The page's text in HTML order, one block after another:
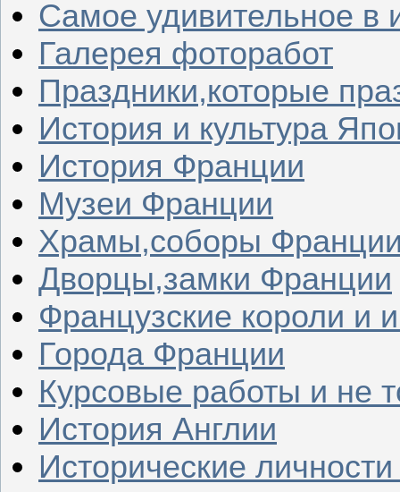
Самое удивительное в
Галерея фоторабот
Праздники,которые
История и культура
История Франции
Музеи Франции
Храмы,соборы
Дворцы,замки Франции
Французские короли и
Города Франции
Курсовые работы и не
История Англии
Исторические